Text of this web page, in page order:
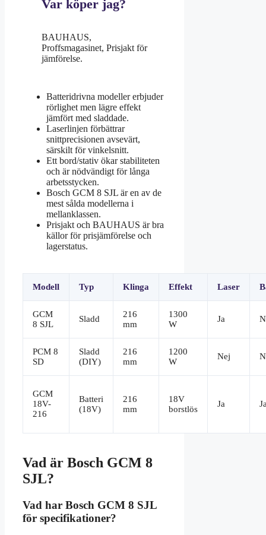
Var köper jag?
BAUHAUS,
Proffsmagasinet, Prisjakt för
jämförelse.
Batteridrivna modeller erbjuder
rörlighet men lägre effekt
jämfört med sladdade.
Laserlinjen förbättrar
snittprecisionen avsevärt,
särskilt för vinkelsnitt.
Ett bord/stativ ökar stabiliteten
och är nödvändigt för långa
arbetsstycken.
Bosch GCM 8 SJL är en av de
mest sålda modellerna i
mellanklassen.
Prisjakt och BAUHAUS är bra
källor för prisjämförelse och
lagerstatus.
Modell Typ Klinga Effekt Laser
GCM
8 SJL
Sladd
216
mm
1300
W
Ja
PCM 8
SD
Sladd
(DIY)
216
mm
1200
W
Nej
GCM
18V-
216
Batteri
(18V)
216
mm
18V
borstlös
Ja
Vad är Bosch GCM 8
SJL?
Vad har Bosch GCM 8 SJL
för specifikationer?